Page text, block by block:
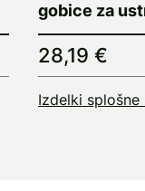
gobice za
28,19 €
Izdelki splošne